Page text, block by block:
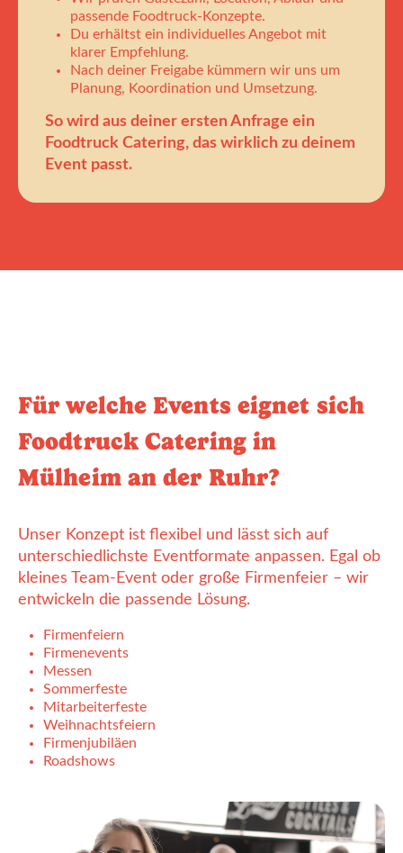
passende Foodtruck-Konzepte.
Du erhältst ein individuelles Angebot mit
klarer Empfehlung.
Nach deiner Freigabe kümmern wir uns um
Planung, Koordination und Umsetzung.
So wird aus deiner ersten Anfrage ein
Foodtruck Catering, das wirklich zu deinem
Event passt.
Für welche Events eignet sich
Foodtruck Catering in
Mülheim an der Ruhr?
Unser Konzept ist flexibel und lässt sich auf
unterschiedlichste Eventformate anpassen. Egal ob
kleines Team-Event oder große Firmenfeier – wir
entwickeln die passende Lösung.
Firmenfeiern
Firmenevents
Messen
Sommerfeste
Mitarbeiterfeste
Weihnachtsfeiern
Firmenjubiläen
Roadshows